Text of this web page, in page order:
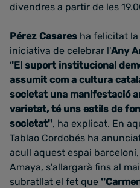
divendres a partir de les
Pérez Casares ha felicitat la
iniciativa de celebrar l'Any
''El suport institucional
assumit com a cultura
societat una manifestació
varietat, té uns estils de
societat'', ha explicat. En
Tablao Cordobés ha
acull aquest espai
Amaya, s'allargarà fins al
subratllat el fet que